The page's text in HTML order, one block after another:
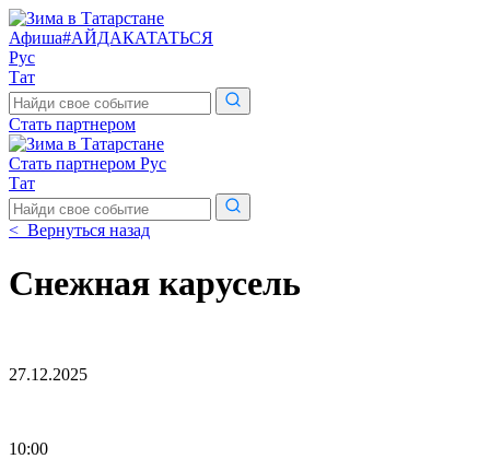
Афиша#АЙДАКАТАТЬСЯ
Рус
Тат
Поиск
по
сайту
Стать партнером
Стать партнером Рус
Тат
Поиск
по
сайту
< Вернуться назад
Снежная карусель
27.12.2025
10:00